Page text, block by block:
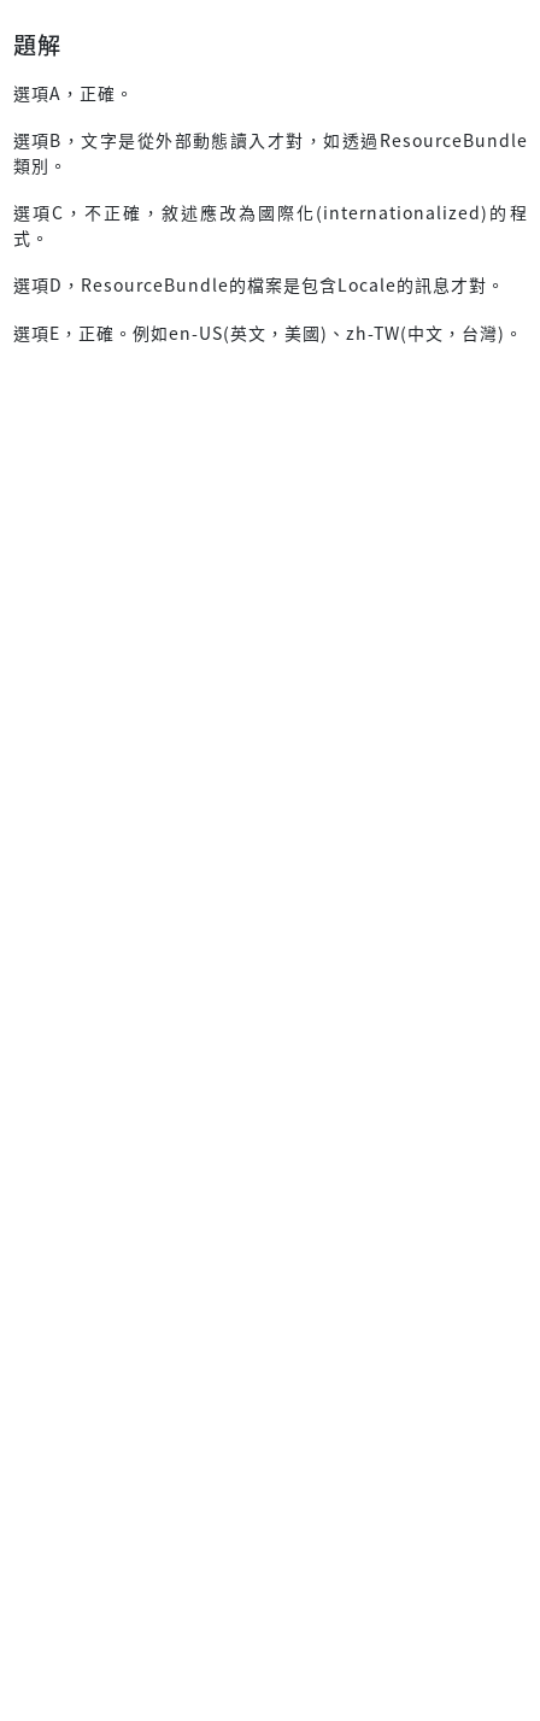
題解
選項A，正確。
選項B，文字是從外部動態讀入才對，如透過ResourceBundle
類別。
選項C，不正確，敘述應改為國際化(internationalized)的程
式。
選項D，ResourceBundle的檔案是包含Locale的訊息才對。
選項E，正確。例如en-US(英文，美國)、zh-TW(中文，台灣)。